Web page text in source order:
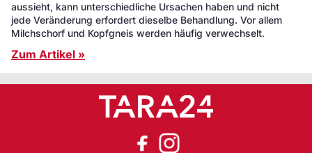
aussieht, kann unterschiedliche Ursachen haben und nicht
jede Veränderung erfordert dieselbe Behandlung. Vor allem
Milchschorf und Kopfgneis werden häufig verwechselt.
Zum Artikel »